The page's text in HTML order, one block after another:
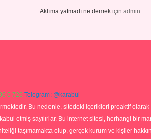
Aklıma yatmadı ne demekiçin admin
0 726 Telegram: @karabul
Bu nedenle, sitedeki içerikleri proaktif
etmiş sayılırlar. Bu internet sitesi, herhangi bir
taşımamakta olup, gerçek kurum ve kişiler